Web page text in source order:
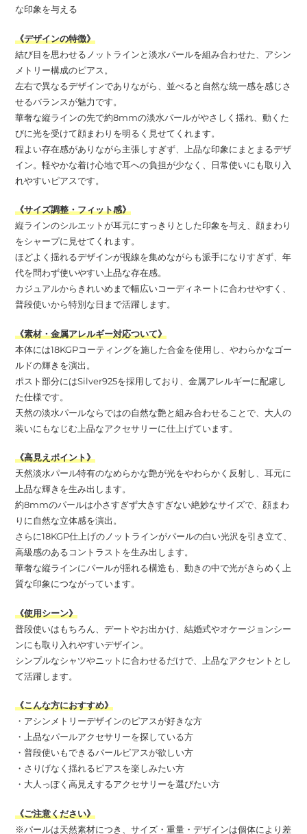
な印象を与える
《デザインの特徴》
結び目を思わせるノットラインと淡水パールを組み合わせた、アシン
メトリー構成のピアス。
左右で異なるデザインでありながら、並べると自然な統一感を感じさ
せるバランスが魅力です。
華奢な縦ラインの先で約8mmの淡水パールがやさしく揺れ、動くた
びに光を受けて顔まわりを明るく見せてくれます。
程よい存在感がありながら主張しすぎず、上品な印象にまとまるデザ
イン。軽やかな着け心地で耳への負担が少なく、日常使いにも取り入
れやすいピアスです。
《サイズ調整・フィット感》
縦ラインのシルエットが耳元にすっきりとした印象を与え、顔まわり
をシャープに見せてくれます。
ほどよく揺れるデザインが視線を集めながらも派手になりすぎず、年
代を問わず使いやすい上品な存在感。
カジュアルからきれいめまで幅広いコーディネートに合わせやすく、
普段使いから特別な日まで活躍します。
《素材・金属アレルギー対応ついて》
本体には18KGPコーティングを施した合金を使用し、やわらかなゴー
ルドの輝きを演出。
ポスト部分にはSilver925を採用しており、金属アレルギーに配慮し
た仕様です。
天然の淡水パールならではの自然な艶と組み合わせることで、大人の
装いにもなじむ上品なアクセサリーに仕上げています。
《高見えポイント》
天然淡水パール特有のなめらかな艶が光をやわらかく反射し、耳元に
上品な輝きを生み出します。
約8mmのパールは小さすぎず大きすぎない絶妙なサイズで、顔まわ
りに自然な立体感を演出。
さらに18KGP仕上げのノットラインがパールの白い光沢を引き立て、
高級感のあるコントラストを生み出します。
華奢な縦ラインにパールが揺れる構造も、動きの中で光がきらめく上
質な印象につながっています。
《使用シーン》
普段使いはもちろん、デートやお出かけ、結婚式やオケージョンシー
ンにも取り入れやすいデザイン。
シンプルなシャツやニットに合わせるだけで、上品なアクセントとし
て活躍します。
《こんな方におすすめ》
・アシンメトリーデザインのピアスが好きな方
・上品なパールアクセサリーを探している方
・普段使いもできるパールピアスが欲しい方
・さりげなく揺れるピアスを楽しみたい方
・大人っぽく高見えするアクセサリーを選びたい方
《ご注意ください》
※パールは天然素材につき、サイズ・重量・デザインは個体により差